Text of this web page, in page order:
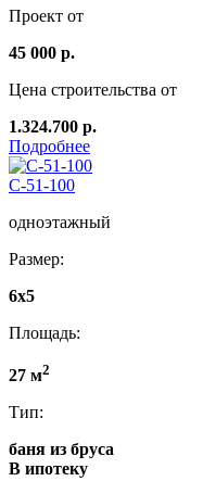
Проект от
45 000 р.
Цена строительства от
1.324.700 р.
Подробнее
C-51-100
одноэтажный
Размер:
6x5
Площадь:
27 м2
Тип:
баня из бруса
В ипотеку